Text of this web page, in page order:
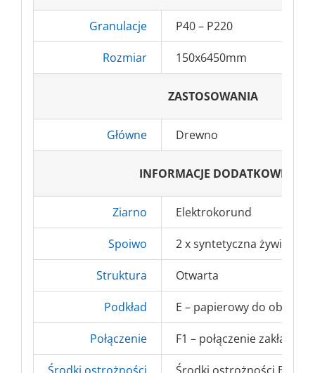
Granulacje P40 – P220
Rozmiar 150x6450mm
ZASTOSOWANIA
Główne Drewno
INFORMACJE DODATKOWE
Ziarno Elektrokorund
Spoiwo 2 x syntetyczna żywica
Struktura Otwarta
Podkład E – papierowy do obróbki
Połączenie F1 – połączenie
Środki ostrożności Środki ostrożności BHP